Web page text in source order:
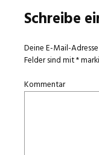
Schreibe
Deine E-Mail-
Felder sind mit*
Kommentar